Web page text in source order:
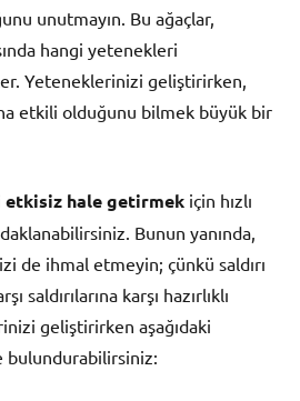
unutmayın. Bu ağaçlar,
hangi yetenekleri
Yeteneklerinizi geliştirirken,
etkili olduğunu bilmek büyük bir
hale getirmek için hızlı
Bunun yanında,
de ihmal etmeyin; çünkü saldırı
saldırılarına karşı hazırlıklı
geliştirirken aşağıdaki